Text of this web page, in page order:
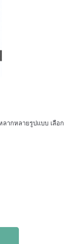
ลากหลายรูปแบบ เลือก